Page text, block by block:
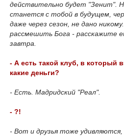
действительно будет "Зенит".
станется с тобой в будущем,
даже через сезон, не дано
рассмешить Бога - расскажите
завтра.
- А есть такой клуб, в который
какие деньги?
- Есть. Мадридский "Реал".
- ?!
- Вот и друзья тоже